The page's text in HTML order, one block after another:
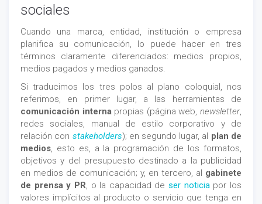
sociales
Cuando una marca, entidad, institución o empresa
planifica su comunicación, lo puede hacer en tres
términos claramente diferenciados: medios propios,
medios pagados y medios ganados.
Si traducimos los tres polos al plano coloquial, nos
referimos, en primer lugar, a las herramientas de
comunicación internapropias (página web, newsletter,
redes sociales, manual de estilo corporativo y de
relación con stakeholders); en segundo lugar, al plan de
medios, esto es, a la programación de los formatos,
objetivos y del presupuesto destinado a la publicidad
en medios de comunicación; y, en tercero, al gabinete
de prensa y PR, o la capacidad deser noticiapor los
valores implícitos al producto o servicio que tenga en